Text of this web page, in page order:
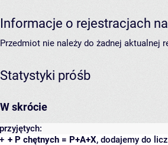
Informacje o rejestracjach
Przedmiot nie należy do żadnej aktualnej
Statystyki próśb
W skrócie
przyjętych:
+ P chętnych = P+A+X, dodajemy do
+